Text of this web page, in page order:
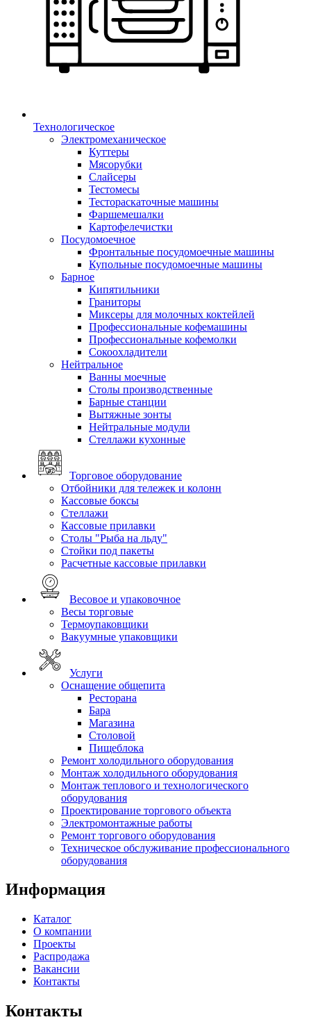
Технологическое
Электромеханическое
Куттеры
Мясорубки
Слайсеры
Тестомесы
Тестораскаточные машины
Фаршемешалки
Картофелечистки
Посудомоечное
Фронтальные посудомоечные машины
Купольные посудомоечные машины
Барное
Кипятильники
Граниторы
Миксеры для молочных коктейлей
Профессиональные кофемашины
Профессиональные кофемолки
Сокоохладители
Нейтральное
Ванны моечные
Столы производственные
Барные станции
Вытяжные зонты
Нейтральные модули
Стеллажи кухонные
Торговое оборудование
Отбойники для тележек и колонн
Кассовые боксы
Стеллажи
Кассовые прилавки
Столы "Рыба на льду"
Стойки под пакеты
Расчетные кассовые прилавки
Весовое и упаковочное
Весы торговые
Термоупаковщики
Вакуумные упаковщики
Услуги
Оснащение общепита
Ресторана
Бара
Магазина
Столовой
Пищеблока
Ремонт холодильного оборудования
Монтаж холодильного оборудования
Монтаж теплового и технологического
оборудования
Проектирование торгового объекта
Электромонтажные работы
Ремонт торгового оборудования
Техническое обслуживание профессионального
оборудования
Информация
Каталог
О компании
Проекты
Распродажа
Вакансии
Контакты
Контакты